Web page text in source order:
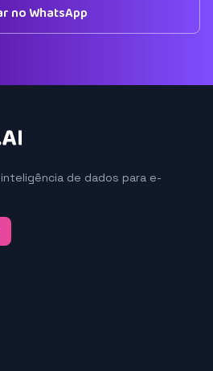
no WhatsApp
de dados para e-